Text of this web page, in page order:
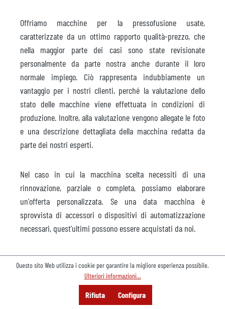
Cerca
Offriamo macchine per la pressofusione usate,
caratterizzate da un ottimo rapporto qualità-prezzo, che
nella maggior parte dei casi sono state revisionate
personalmente da parte nostra anche durante il loro
normale impiego. Ciò rappresenta indubbiamente un
vantaggio per i nostri clienti, perché la valutazione dello
stato delle macchine viene effettuata in condizioni di
produzione. Inoltre, alla valutazione vengono allegate le foto
e una descrizione dettagliata della macchina redatta da
parte dei nostri esperti.
Nel caso in cui la macchina scelta necessiti di una
rinnovazione, parziale o completa, possiamo elaborare
un'offerta personalizzata. Se una data macchina è
sprovvista di accessori o dispositivi di automatizzazione
necessari, quest'ultimi possono essere acquistati da noi.
Offriamo il servizio completo che comprende, ad esempio,
anche lo smontaggio dell'impianto e la consegna dello
stesso allo stabilimento del cliente già pronto per l'utilizzo.
Questo sito Web utilizza i cookie per garantire la migliore esperienza possibile.
Ulteriori informazioni...
Rifiuta Configura